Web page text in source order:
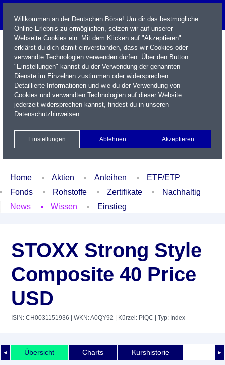
Name / WKN / ISIN / Kürzel
Xetra Realtime
Watchlist Portfolio Login
Home Aktien Anleihen
ETF/ETP
Fonds
Rohstoffe Zertifikate
Nachhaltig
News
Wissen Einstieg
STOXX Strong Style
Composite 40 Price
USD
ISIN: CH0031151936 | WKN: A0QY92 | Kürzel: PIQC | Typ: Index
◄ ►
Übersicht Charts Kurshistorie
Willkommen an der Deutschen Börse! Um dir das bestmögliche
Online-Erlebnis zu ermöglichen, setzen wir auf unserer
Webseite Cookies ein. Mit dem Klicken auf "Akzeptieren"
erklärst du dich damit einverstanden, dass wir Cookies oder
verwandte Technologien verwenden dürfen. Über den Button
"Einstellungen" kannst du der Verwendung der genannten
Dienste im Einzelnen zustimmen oder widersprechen.
Detaillierte Informationen und wie du der Verwendung von
Cookies und verwandten Technologien auf dieser Website
jederzeit widersprechen kannst, findest du in unseren
Datenschutzhinweisen.
Einstellungen Ablehnen Akzeptieren